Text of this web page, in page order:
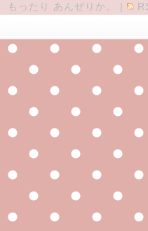
もったり あんぜりか。